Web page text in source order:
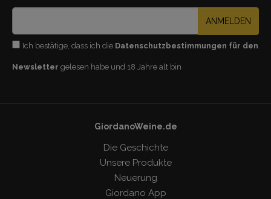
ANMELDEN
Ich bestätige, dass ich die Datenschutzbestimmungen für den
Newsletter gelesen habe und 18 Jahre alt bin
GiordanoWeine.de
Die Geschichte
Unsere Produkte
Neuerung
Giordano App